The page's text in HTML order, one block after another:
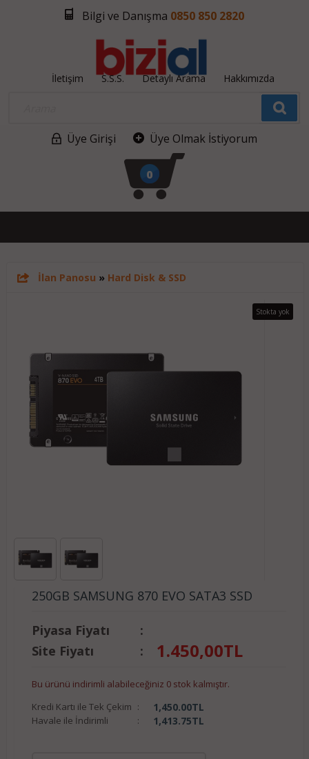
Bilgi ve Danışma 0850 850 2820
İletişim S.S.S. Detaylı Arama Hakkımızda
Üye Girişi Üye Olmak İstiyorum
0
İlan Panosu » Hard Disk & SSD
Stokta yok
250GB SAMSUNG 870 EVO SATA3 SSD
Piyasa Fiyatı
:
Site Fiyatı
: 1.450,00TL
Bu ürünü indirimli alabileceğiniz 0 stok kalmıştır.
Kredi Kartı ile Tek Çekim : 1,450.00TL
Havale ile İndirimli : 1,413.75TL